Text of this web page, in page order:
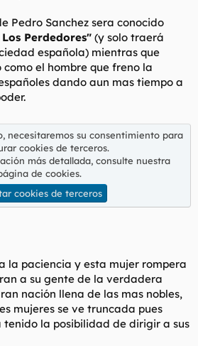
Pedro Sanchez sera conocido
Perdedores" (y solo traerá
española) mientras que
el hombre que freno la
dando aun mas tiempo a
necesitaremos su consentimiento para
cookies de terceros.
más detallada, consulte nuestra
de cookies.
cookies de terceros
la paciencia y esta mujer rompera
a su gente de la verdadera
nación llena de las mas nobles,
mujeres se ve truncada pues
tenido la posibilidad de dirigir a sus